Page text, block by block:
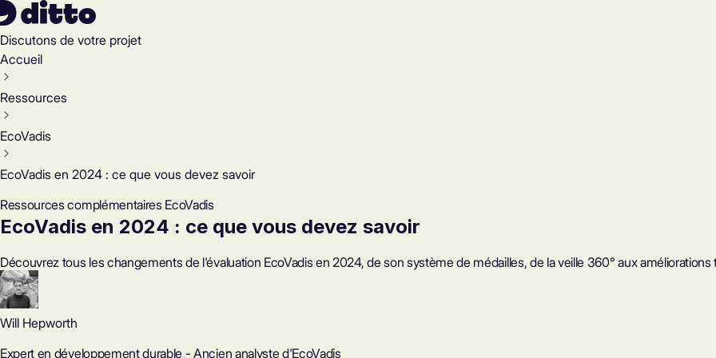
Discutons de votre projet
Accueil
Ressources
EcoVadis
EcoVadis en 2024 : ce que vous devez savoir
Ressources complémentaires EcoVadis
EcoVadis en 2024 : ce que vous devez savoir
Découvrez tous les changements de l'évaluation EcoVadis en 2024, de son système de médailles, de la veille 360° aux améliorations
Will Hepworth
Expert en développement durable - Ancien analyste d'EcoVadis